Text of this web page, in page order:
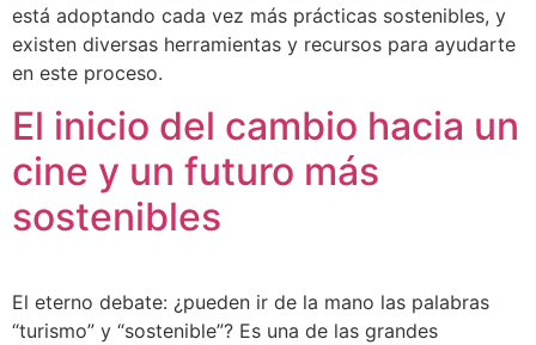
está adoptando cada vez más prácticas sostenibles, y
existen diversas herramientas y recursos para ayudarte
en este proceso.
El inicio del cambio hacia un
cine y un futuro más
sostenibles
El eterno debate: ¿pueden ir de la mano las palabras
“turismo” y “sostenible”? Es una de las grandes